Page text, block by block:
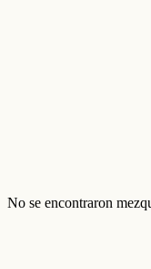
No se encontraron